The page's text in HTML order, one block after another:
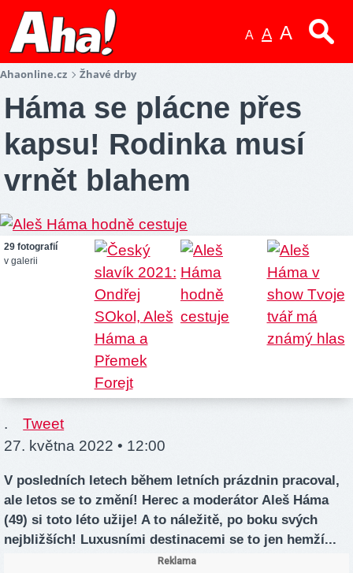
A A A
Ahaonline.cz Žhavé drby
Háma se plácne přes
kapsu! Rodinka musí
vrnět blahem
29 fotografií
v galerii
.
Tweet
27. května 2022 • 12:00
V posledních letech během letních prázdnin pracoval,
ale letos se to změní! Herec a moderátor Aleš Háma
(49) si toto léto užije! A to náležitě, po boku svých
nejbližších! Luxusními destinacemi se to jen hemží...